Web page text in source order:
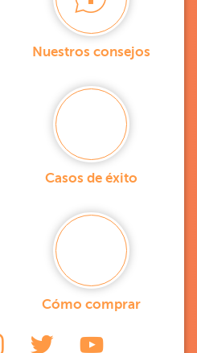
Nuestros consejos
Casos de éxito
Cómo comprar